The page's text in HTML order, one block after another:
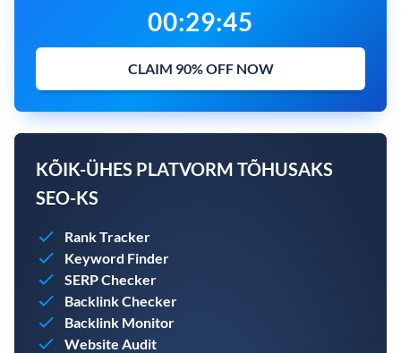
00:29:44
CLAIM 90% OFF NOW
KÕIK-ÜHES PLATVORM TÕHUSAKS
SEO-KS
Rank Tracker
Keyword Finder
SERP Checker
Backlink Checker
Backlink Monitor
Website Audit